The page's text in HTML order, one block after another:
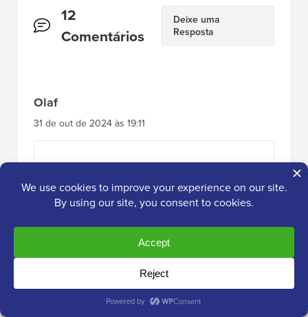
Interações
do
12
Comentários
Deixe uma
Resposta
Olaf
31 de out de 2024 às 19:11
Eu crio sites para clientes, e às vezes é uma
ótima ideia estilizar a área de administração
com cores diferentes. Uma interface de
em comparação com a padrão, pois pode
refletir as cores usadas no logotipo da
empresa. Eu aprecio o trabalho que presta
atenção aos detalhes, e este é um dos
aspectos que realmente chamou minha